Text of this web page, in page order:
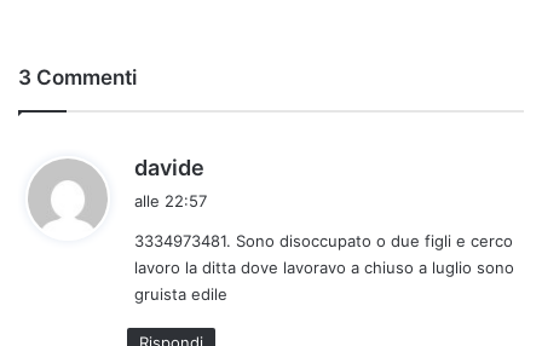
3 Commenti
davide
a
e
t
t
o
alle 22:57
3334973481. Sono disoccupato o due figli e cerco
lavoro la ditta dove lavoravo a chiuso a luglio sono
gruista edile